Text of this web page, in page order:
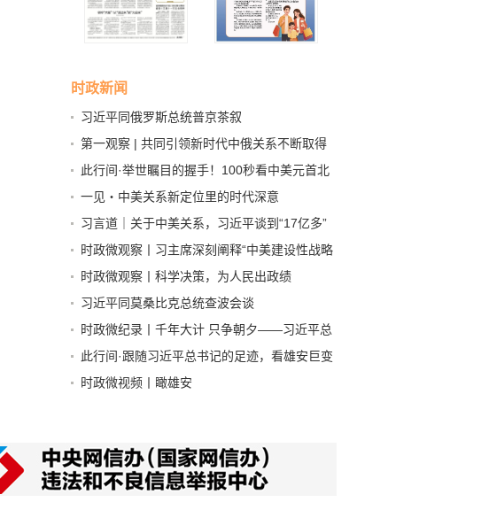
时政新闻
习近平同俄罗斯总统普京茶叙
第一观察 | 共同引领新时代中俄关系不断取得
新成果
此行间·举世瞩目的握手！100秒看中美元首北
京会晤
一见・中美关系新定位里的时代深意
习言道｜关于中美关系，习近平谈到“17亿多”
和“80多亿”
时政微观察丨习主席深刻阐释“中美建设性战略
稳定关系”的核心要义
时政微观察丨科学决策，为人民出政绩
习近平同莫桑比克总统查波会谈
时政微纪录丨千年大计 只争朝夕——习近平总
书记赴河北雄安新区考察纪实
此行间·跟随习近平总书记的足迹，看雄安巨变
时政微视频丨瞰雄安